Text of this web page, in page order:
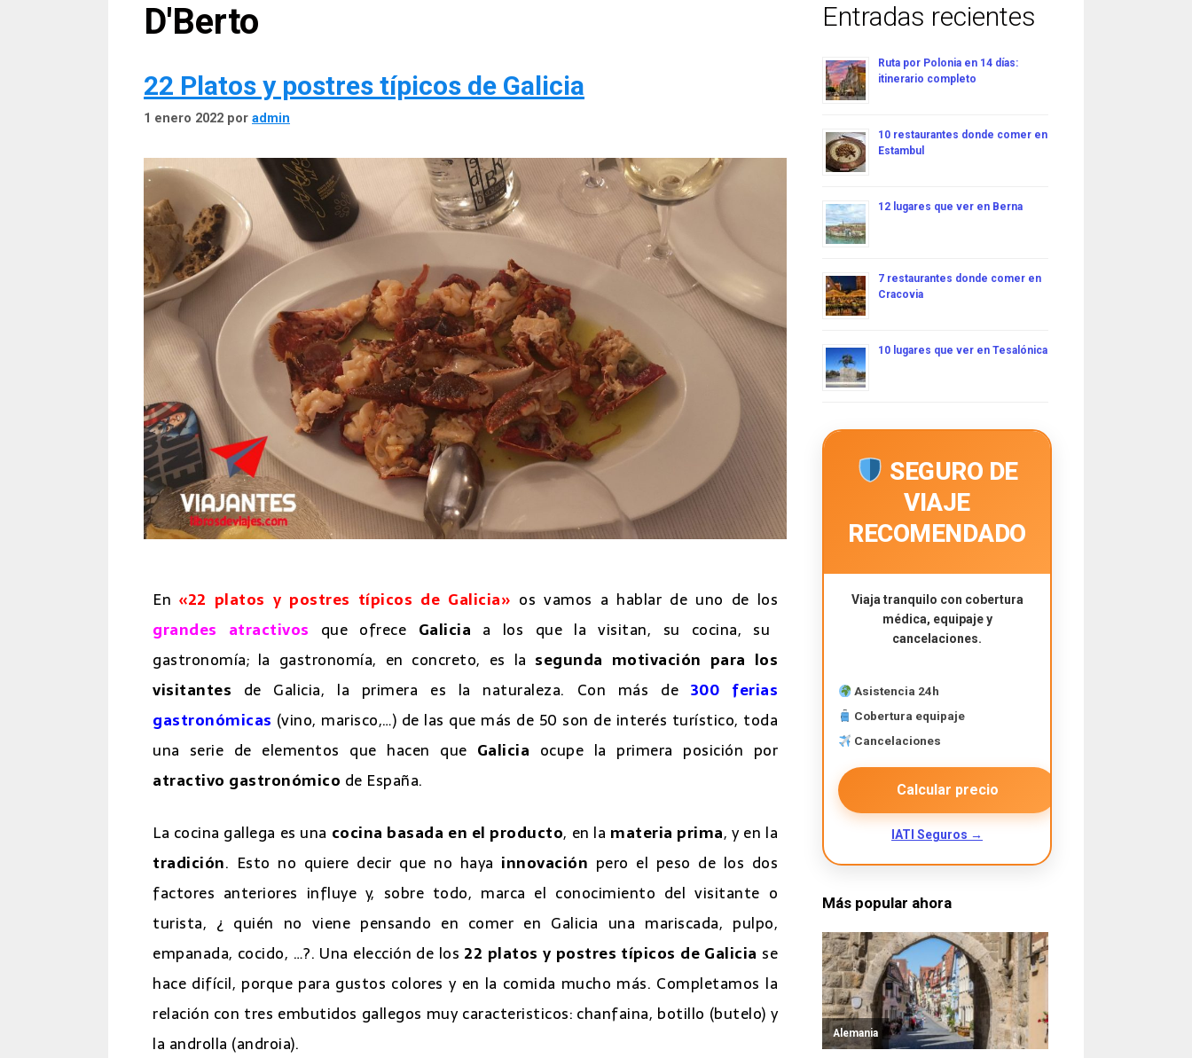
D'Berto
22 Platos y postres típicos de Galicia
1 enero 2022 por admin
En «22 platos y postres típicos de Galicia» os vamos a hablar de uno de los
grandes atractivos que ofrece Galicia a los que la visitan, su cocina, su
gastronomía; la gastronomía, en concreto, es la segunda motivación para los
visitantes de Galicia, la primera es la naturaleza. Con más de 300 ferias
gastronómicas (vino, marisco,…) de las que más de 50 son de interés turístico, toda
una serie de elementos que hacen que Galicia ocupe la primera posición por
atractivo gastronómico de España.
La cocina gallega es una cocina basada en el producto, en la materia prima, y en la
tradición. Esto no quiere decir que no haya innovación pero el peso de los dos
factores anteriores influye y, sobre todo, marca el conocimiento del visitante o
turista, ¿ quién no viene pensando en comer en Galicia una mariscada, pulpo,
empanada, cocido, …?. Una elección de los 22 platos y postres típicos de Galicia se
hace difícil, porque para gustos colores y en la comida mucho más. Completamos la
relación con tres embutidos gallegos muy caracteristicos: chanfaina, botillo (butelo) y
la androlla (androia).
Entradas recientes
Ruta por Polonia en 14 días:
itinerario completo
10 restaurantes donde comer en
Estambul
12 lugares que ver en Berna
7 restaurantes donde comer en
Cracovia
10 lugares que ver en Tesalónica
SEGURO DE
VIAJE
RECOMENDADO
Viaja tranquilo con cobertura
médica, equipaje y
cancelaciones.
Asistencia 24h
Cobertura equipaje
Cancelaciones
Calcular precio
IATI Seguros →
Más popular ahora